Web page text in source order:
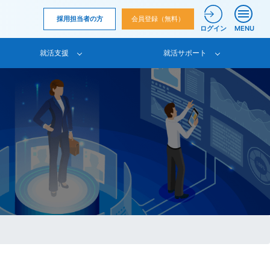
採用担当者の方
会員登録（無料）
ログイン
MENU
就活支援 就活サポート